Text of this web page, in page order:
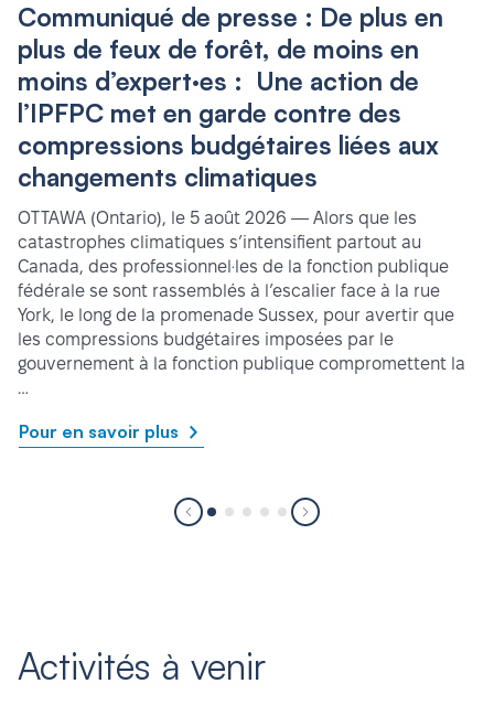
Communiqué de presse : De plus en
plus de feux de forêt, de moins en
moins d’expert·es : Une action de
l’IPFPC met en garde contre des
compressions budgétaires liées aux
changements climatiques
OTTAWA (Ontario), le 5 août 2026 — Alors que les
catastrophes climatiques s’intensifient partout au
Canada, des professionnel·les de la fonction publique
fédérale se sont rassemblés à l’escalier face à la rue
York, le long de la promenade Sussex, pour avertir que
les compressions budgétaires imposées par le
gouvernement à la fonction publique compromettent la
…
Pour en savoir plus
Activités à venir